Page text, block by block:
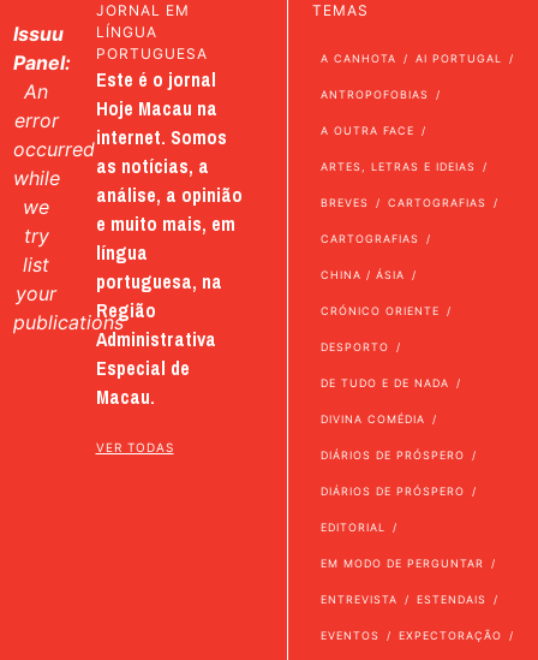
Issuu
Panel:
An
error
occurred
while
we
try
list
your
publications
JORNAL EM
LÍNGUA
PORTUGUESA
Este é o jornal
Hoje Macau na
internet. Somos
as notícias, a
análise, a opinião
e muito mais, em
língua
portuguesa, na
Região
Administrativa
Especial de
Macau.
VER TODAS
TEMAS
A CANHOTA AI PORTUGAL
ANTROPOFOBIAS
A OUTRA FACE
ARTES, LETRAS E IDEIAS
BREVES CARTOGRAFIAS
CARTOGRAFIAS
CHINA / ÁSIA
CRÓNICO ORIENTE
DESPORTO
DE TUDO E DE NADA
DIVINA COMÉDIA
DIÁRIOS DE PRÓSPERO
DIÁRIOS DE PRÓSPERO
EDITORIAL
EM MODO DE PERGUNTAR
ENTREVISTA ESTENDAIS
EVENTOS EXPECTORAÇÃO